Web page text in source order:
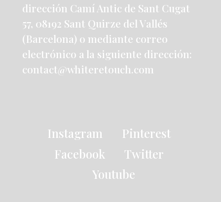
dirección Camí Antic de Sant Cugat
57, 08192 Sant Quirze del Vallés
(Barcelona) o mediante correo
electrónico a la siguiente dirección:
contact@whiteretouch.com
Instagram
Pinterest
Facebook
Twitter
Youtube